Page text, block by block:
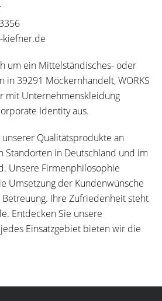
kiefner.de
um ein Mittelständisches- oder
in 39291 Möckernhandelt, WORKS
mit Unternehmenskleidung
Identity aus.
Qualitätsprodukte an
Standorten in Deutschland und im
Unsere Firmenphilosophie
Umsetzung der Kundenwünsche
Ihre Zufriedenheit steht
Entdecken Sie unsere
Einsatzgebiet bieten wir die